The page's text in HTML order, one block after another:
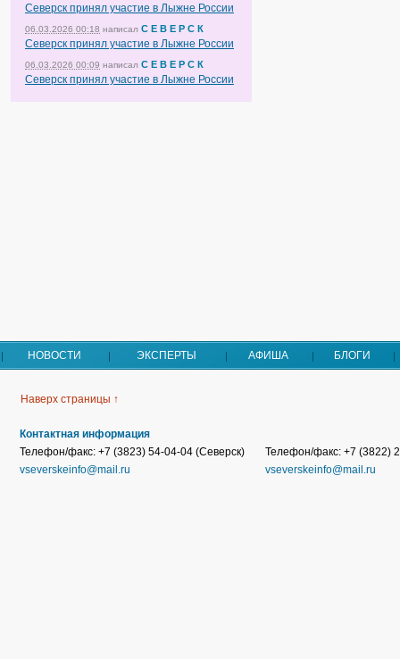
Северск принял участие в Лыжне России
06.03.2026 00:18 написал С Е В Е Р С К
Северск принял участие в Лыжне России
06.03.2026 00:09 написал С Е В Е Р С К
Северск принял участие в Лыжне России
НОВОСТИ ЭКСПЕРТЫ АФИША БЛОГИ
Наверх страницы ↑
Контактная информация
Телефон/факс: +7 (3823) 54-04-04 (Северск)
vseverskeinfo@mail.ru
Телефон/факс: +7 (3822)
vseverskeinfo@mail.ru